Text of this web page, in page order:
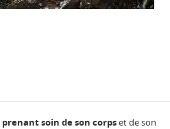
prenant soin de son corpset de son